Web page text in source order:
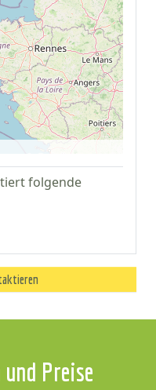
folgende
Preise